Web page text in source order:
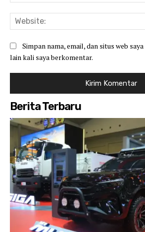
Simpan nama, email, dan situs web
lain kali saya berkomentar.
Berita Terbaru